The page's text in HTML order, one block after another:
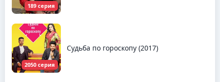
189 серия
2050 серия
Судьба по гороскопу (2017)